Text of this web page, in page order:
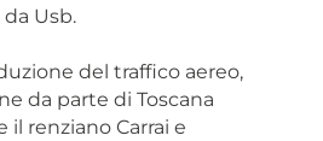
Usb.
del traffico aereo,
da parte di Toscana
renziano Carrai e